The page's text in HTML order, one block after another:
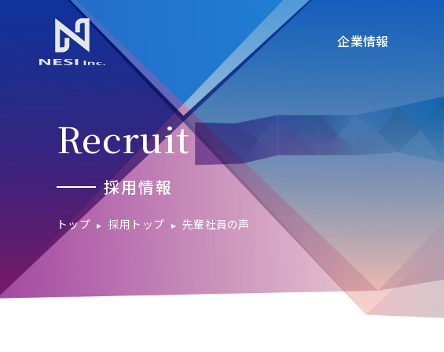
企業情報
Recruit
採用情報
トップ 採用トップ 先輩社員の声